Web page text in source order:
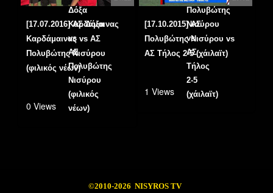
[17.07.2016] ΑΣ Δόξα
Καρδάμαινας vs ΑΣ
Πολυβώτης Νισύρου
(φιλικός νέων)
0 Views
[17.10.2015] ΑΣ
Πολυβώτης Νισύρου vs
ΑΣ Τήλος 2-5 (χάιλαϊτ)
1 Views
©2010-2026 NISYROS TV